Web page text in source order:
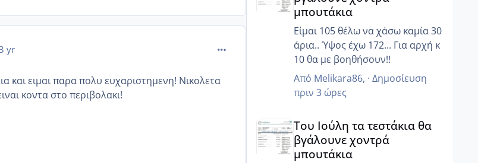
yr comment_888745
και ειμαι παρα πολυ ευχαριστημενη! Νικολετα
κοντα στο περιβολακι!
μπουτάκια
Είμαι 105 θέλω να χάσω καμία 30
άρια.. Ύψος έχω 172... Για αρχή κ
10 θα με βοηθήσουν!!
Από Melikara86, · Δημοσίευση
πριν 3 ώρες
Του Ιούλη τα τεστάκια θα
βγάλουνε χοντρά
μπουτάκια